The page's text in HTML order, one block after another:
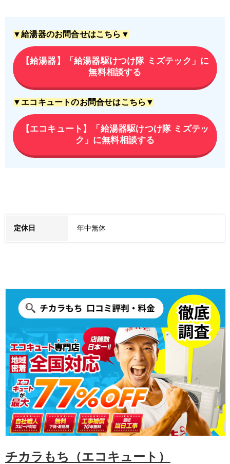
▼給湯器のお問合せはこちら▼
【給湯器】「給湯器駆けつけ隊 ミズテック」に
無料相談する
▼エコキュートのお問合せはこちら▼
【エコキュート】「給湯器駆けつけ隊 ミズテッ
ク」に無料相談する
定休日 年中無休
チカラもち（エコキュート）